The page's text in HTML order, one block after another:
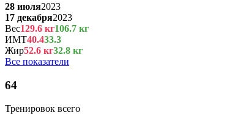
28 июля2023
17 декабря2023
Вес129.6 кг106.7 кг
ИМТ40.433.3
Жир52.6 кг32.8 кг
Все показатели
64
Тренировок всего